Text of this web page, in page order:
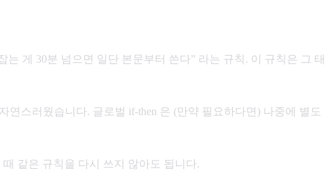
게 30분 넘으면 일단 본문부터 쓴다” 라는 규칙. 이 규칙은 그 태
연스러웠습니다. 글로벌 if-then 은 (만약 필요하다면) 나중에 별도
같은 규칙을 다시 쓰지 않아도 됩니다.